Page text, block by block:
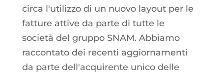
circa l'utilizzo di un nuovo layout per le
fatture attive da parte di tutte le
società del gruppo SNAM. Abbiamo
raccontato dei recenti aggiornamenti
da parte dell'acquirente unico delle